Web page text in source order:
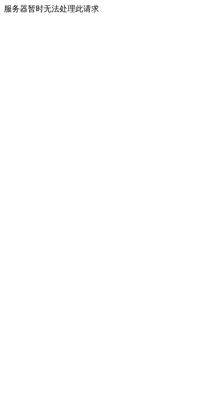
服务器暂时无法处理此请求